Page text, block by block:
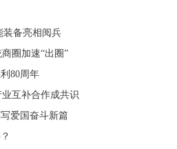
装备亮相阅兵
圈加速“出圈”
80周年
互补合作成共识
爱国奋斗新篇